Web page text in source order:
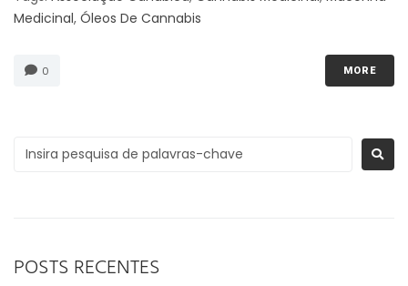
Medicinal, Óleos De Cannabis
0 MORE
POSTS RECENTES